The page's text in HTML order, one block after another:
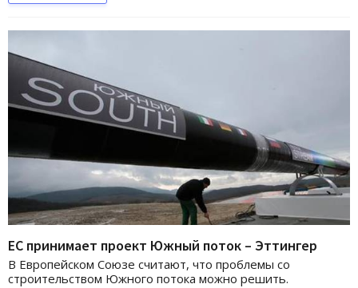
ЕС принимает проект Южный поток – Эттингер
В Европейском Союзе считают, что проблемы со
строительством Южного потока можно решить.